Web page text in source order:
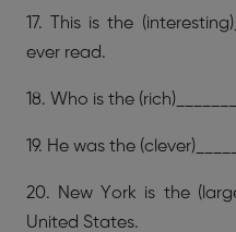
17. This is the
ever read.
18. Who is the
19. He was the
20. New York is the
United States.